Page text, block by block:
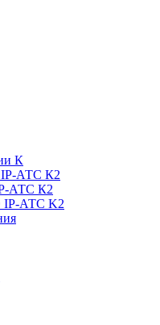
К
АТС К2
АТС К2
АТС K2